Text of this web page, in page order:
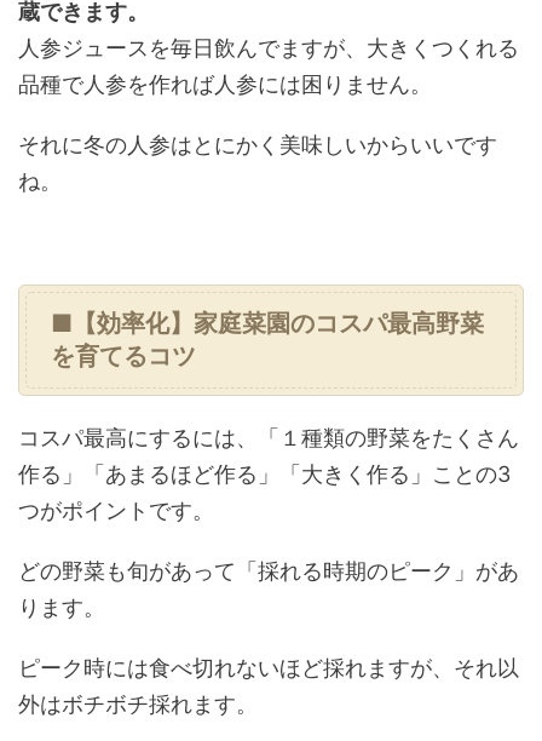
蔵できます。
人参ジュースを毎日飲んでますが、大きくつくれる
品種で人参を作れば人参には困りません。
それに冬の人参はとにかく美味しいからいいです
ね。
■【効率化】家庭菜園のコスパ最高野菜
を育てるコツ
コスパ最高にするには、「１種類の野菜をたくさん
作る」「あまるほど作る」「大きく作る」ことの3
つがポイントです。
どの野菜も旬があって「採れる時期のピーク」があ
ります。
ピーク時には食べ切れないほど採れますが、それ以
外はボチボチ採れます。